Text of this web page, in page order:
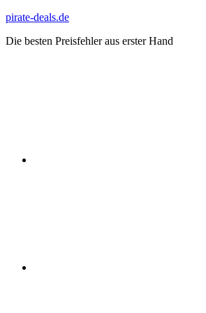
Zum
springen
pirate-deals.de
Die besten Preisfehler aus erster Hand